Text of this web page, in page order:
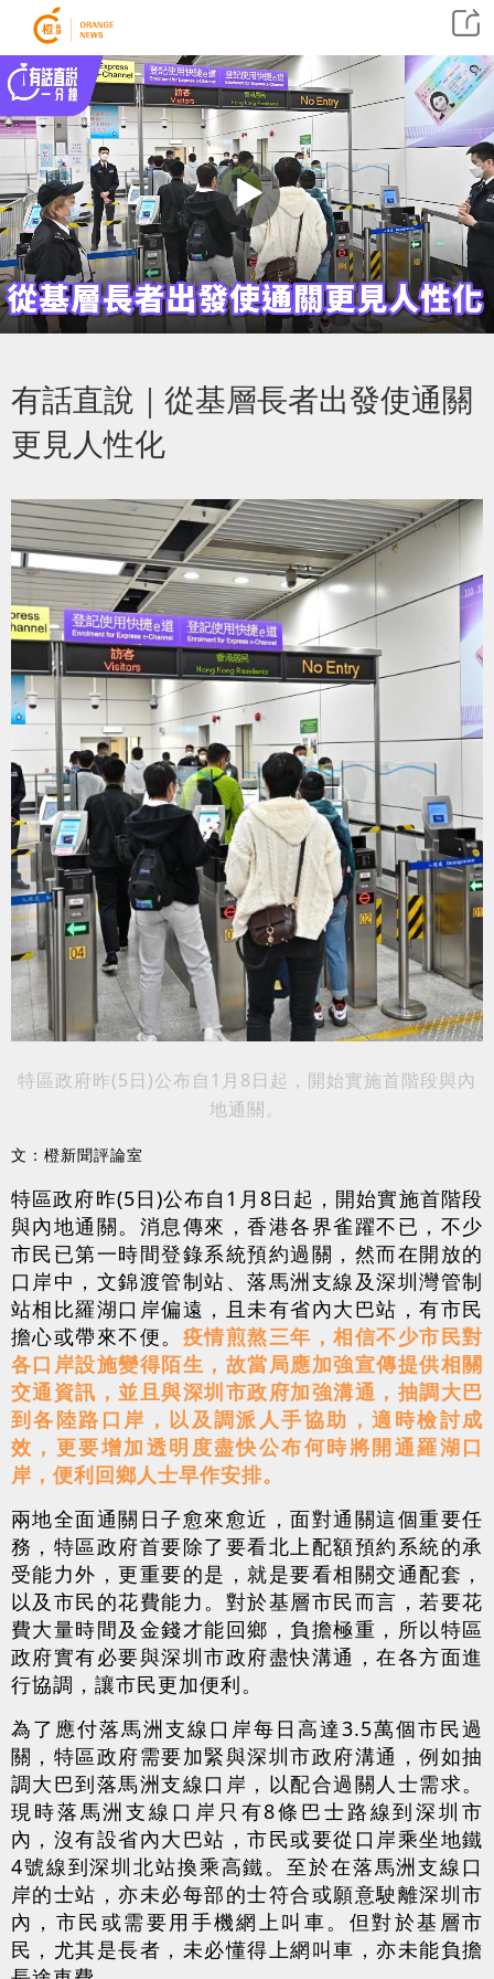
有話直說｜從基層長者出發使通關
更見人性化
特區政府昨(5日)公布自1月8日起，開始實施首階段與內
地通關。
文：橙新聞評論室
特區政府昨(5日)公布自1月8日起，開始實施首階段
與內地通關。消息傳來，香港各界雀躍不已，不少
市民已第一時間登錄系統預約過關，然而在開放的
口岸中，文錦渡管制站、落馬洲支線及深圳灣管制
站相比羅湖口岸偏遠，且未有省內大巴站，有市民
擔心或帶來不便。 疫情煎熬三年，相信不少市民對
各口岸設施變得陌生，故當局應加強宣傳提供相關
交通資訊，並且與深圳市政府加強溝通，抽調大巴
到各陸路口岸，以及調派人手協助，適時檢討成
效，更要增加透明度盡快公布何時將開通羅湖口
岸，便利回鄉人士早作安排。
兩地全面通關日子愈來愈近，面對通關這個重要任
務，特區政府首要除了要看北上配額預約系統的承
受能力外，更重要的是，就是要看相關交通配套，
以及市民的花費能力。對於基層市民而言，若要花
費大量時間及金錢才能回鄉，負擔極重，所以特區
政府實有必要與深圳市政府盡快溝通，在各方面進
行協調，讓市民更加便利。
為了應付落馬洲支線口岸每日高達3.5萬個市民過
關，特區政府需要加緊與深圳市政府溝通，例如抽
調大巴到落馬洲支線口岸，以配合過關人士需求。
現時落馬洲支線口岸只有8條巴士路線到深圳市
內，沒有設省內大巴站，市民或要從口岸乘坐地鐵
4號線到深圳北站換乘高鐵。至於在落馬洲支線口
岸的士站，亦未必每部的士符合或願意駛離深圳市
內，市民或需要用手機網上叫車。但對於基層市
民，尤其是長者，未必懂得上網叫車，亦未能負擔